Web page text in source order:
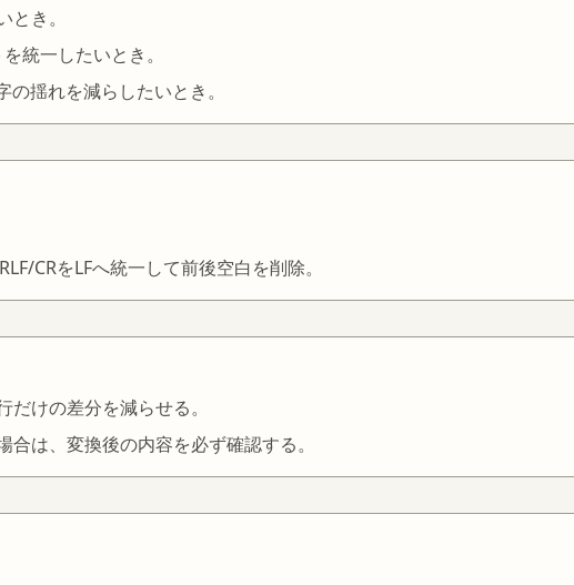
き。
統一したいとき。
揺れを減らしたいとき。
CRをLFへ統一して前後空白を削除。
けの差分を減らせる。
は、変換後の内容を必ず確認する。